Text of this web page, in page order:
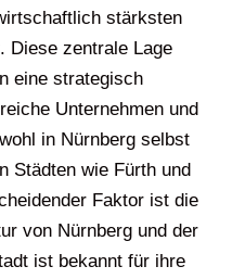
stärksten
Diese zentrale Lage
eine strategisch
Unternehmen und
in Nürnberg selbst
Städten wie Fürth und
Faktor ist die
von Nürnberg und der
ist bekannt für ihre